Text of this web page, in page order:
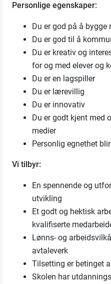
Personlige egenskaper:
Du er god på å bygge
Du er god til å
Du er kreativ og
for og med elever og
Du er en lagspiller
Du er lærevillig
Du er innovativ
Du er godt kjent med
medier
Personlig egnethet
Vi tilbyr:
En spennende og
utvikling
Et godt og hektisk
kvalifiserte
Lønns- og
avtaleverk
Tilsetting er betinget
Skolen har